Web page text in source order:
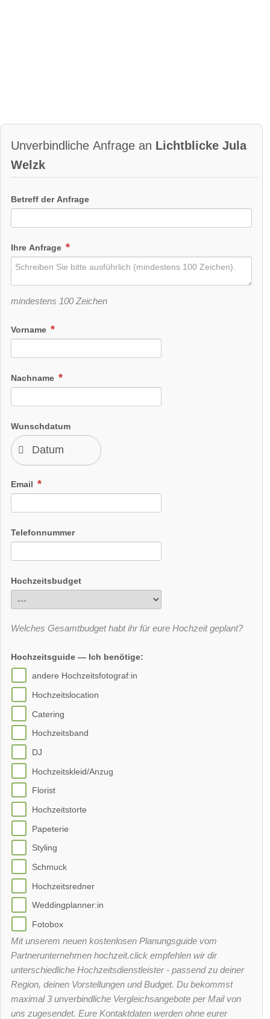
Unverbindliche Anfrage an Lichtblicke Jula
Welzk
Betreff der Anfrage
Ihre Anfrage
mindestens 100 Zeichen
Vorname
Nachname
Wunschdatum
Email
Telefonnummer
Hochzeitsbudget
Welches Gesamtbudget habt ihr für eure Hochzeit geplant?
Hochzeitsguide — Ich benötige:
andere Hochzeitsfotograf:in
Hochzeitslocation
Catering
Hochzeitsband
DJ
Hochzeitskleid/Anzug
Florist
Hochzeitstorte
Papeterie
Styling
Schmuck
Hochzeitsredner
Weddingplanner:in
Fotobox
Mit unserem neuen kostenlosen Planungsguide vom
Partnerunternehmen hochzeit.click empfehlen wir dir
unterschiedliche Hochzeitsdienstleister - passend zu deiner
Region, deinen Vorstellungen und Budget. Du bekommst
maximal 3 unverbindliche Vergleichsangebote per Mail von
uns zugesendet. Eure Kontaktdaten werden ohne eurer